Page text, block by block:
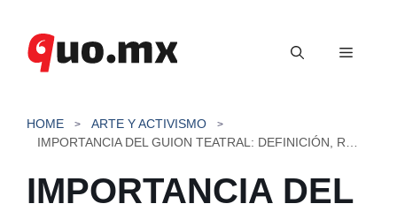
contenido
Menú
HOME
ARTE Y ACTIVISMO
IMPORTANCIA DEL